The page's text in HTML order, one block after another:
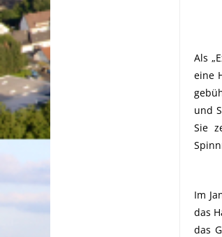
Als
eine
und
Sie
Im
das
das